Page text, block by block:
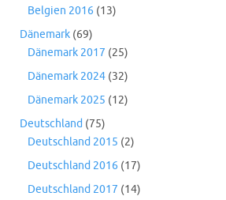
Belgien 2016 (13)
Dänemark (69)
Dänemark 2017 (25)
Dänemark 2024 (32)
Dänemark 2025 (12)
Deutschland (75)
Deutschland 2015 (2)
Deutschland 2016 (17)
Deutschland 2017 (14)